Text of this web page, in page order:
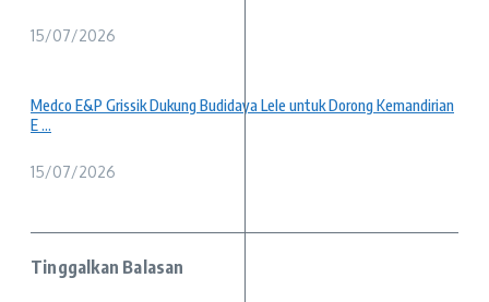
15/07/2026
Medco E&P Grissik Dukung Budidaya Lele untuk Dorong Kemandirian
E ...
15/07/2026
Tinggalkan Balasan